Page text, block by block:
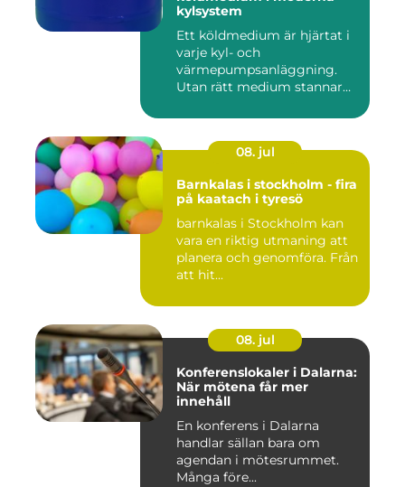
kylsystem
Ett köldmedium är hjärtat i
varje kyl- och
värmepumpsanläggning.
Utan rätt medium stannar
08. jul
Barnkalas i stockholm - fira
på kaatach i tyresö
barnkalas i Stockholm kan
vara en riktig utmaning att
planera och genomföra. Från
att hit...
08. jul
Konferenslokaler i Dalarna:
När mötena får mer
innehåll
En konferens i Dalarna
handlar sällan bara om
agendan i mötesrummet.
Många före...